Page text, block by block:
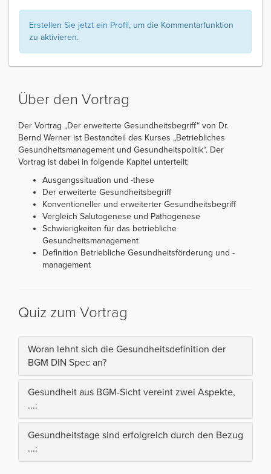
Erstellen Sie jetzt ein Profil, um die Kommentarfunktion
zu aktivieren.
Über den Vortrag
Der Vortrag „Der erweiterte Gesundheitsbegriff“ von Dr.
Bernd Werner ist Bestandteil des Kurses „Betriebliches
Gesundheitsmanagement und Gesundheitspolitik“. Der
Vortrag ist dabei in folgende Kapitel unterteilt:
Ausgangssituation und -these
Der erweiterte Gesundheitsbegriff
Konventioneller und erweiterter Gesundheitsbegriff
Vergleich Salutogenese und Pathogenese
Schwierigkeiten für das betriebliche
Gesundheitsmanagement
Definition Betriebliche Gesundheitsförderung und -
management
Quiz zum Vortrag
Woran lehnt sich die Gesundheitsdefinition der
BGM DIN Spec an?
Gesundheit aus BGM-Sicht vereint zwei Aspekte,
...:
Gesundheitstage sind erfolgreich durch den Bezug
...: